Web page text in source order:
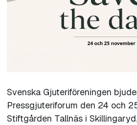
Svenska Gjuteriföreningen
Pressgjuteriforum den 24 och
Stiftgården Tallnäs i Skillingaryd.